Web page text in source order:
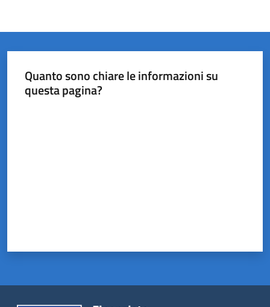
Quanto sono chiare le informazioni su
questa pagina?